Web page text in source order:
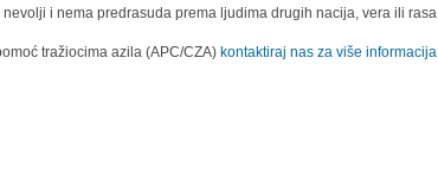
i nema predrasuda prema ljudima drugih nacija, vera ili rasa.
tražiocima azila (APC/CZA) kontaktiraj nas za više informacija.